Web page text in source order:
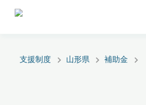
支援制度 山形県 補助金